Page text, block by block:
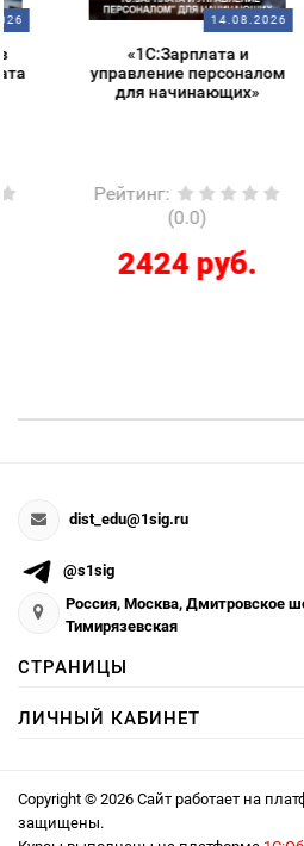
14.08.2026
«1С:Зарплата и
управление персоналом
для начинающих»
Рейтинг:
2424 руб.
dist_edu@1sig.ru
@s1sig
Россия, Москва, Дмитровское
Тимирязевская
СТРАНИЦЫ
ЛИЧНЫЙ КАБИНЕТ
Copyright © 2026 Сайт работает на
защищены.